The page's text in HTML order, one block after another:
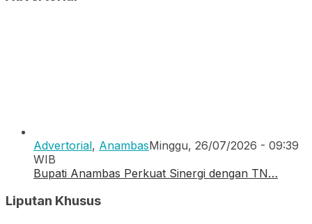
Advertorial, AnambasMinggu, 26/07/2026 - 09:39
WIB
Bupati Anambas Perkuat Sinergi dengan TN…
Liputan Khusus